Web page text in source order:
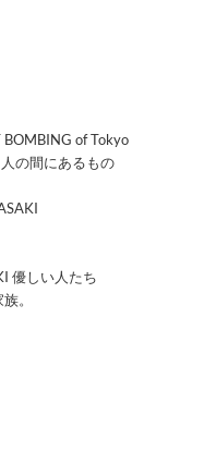
BOMBING of Tokyo
の間にあるもの
優しい人たち
。